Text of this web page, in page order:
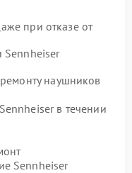
при отказе от
Sennheiser
наушников
в течении
Sennheiser